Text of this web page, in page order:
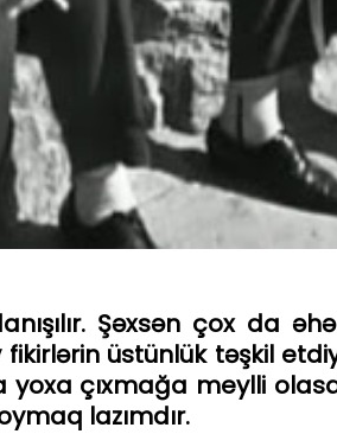
ışılır. Şəxsən çox da əhə
fikirlərinüstünlük təşkil
yoxa çıxmağa meylli
lazımdır.